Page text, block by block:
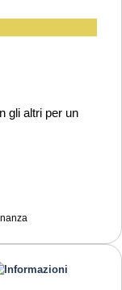
gli altri per un